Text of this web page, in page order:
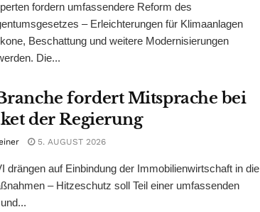
fordern umfassendere Reform des
– Erleichterungen für Klimaanlagen
Beschattung und weitere Modernisierungen
Die...
fordert Mitsprache bei
der Regierung
5. AUGUST 2026
drängen auf Einbindung der Immobilienwirtschaft in die
– Hitzeschutz soll Teil einer umfassenden